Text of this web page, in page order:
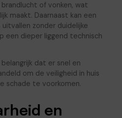
of vonken, wat
maakt. Daarnaast kan een
zonder duidelijke
een dieper liggend technisch
dat er snel en
om de veiligheid in huis
schade te voorkomen.
en